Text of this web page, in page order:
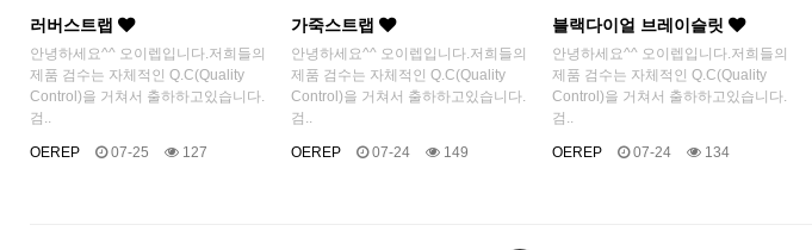
러버스트랩
안녕하세요^^ 오이렙입니다.저희들의
제품 검수는 자체적인 Q.C(Quality
Control)을 거쳐서 출하하고있습니다.
검..
OEREP 07-25 127
가죽스트랩
안녕하세요^^ 오이렙입니다.저희들의
제품 검수는 자체적인 Q.C(Quality
Control)을 거쳐서 출하하고있습니다.
검..
OEREP 07-24 149
블랙다이얼 브레이슬릿
안녕하세요^^ 오이렙입니다.저희들의
제품 검수는 자체적인 Q.C(Quality
Control)을 거쳐서 출하하고있습니다.
검..
OEREP 07-24 134